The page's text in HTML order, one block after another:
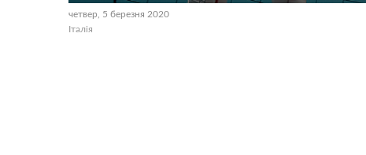
четвер, 5 березня 2020
Італія